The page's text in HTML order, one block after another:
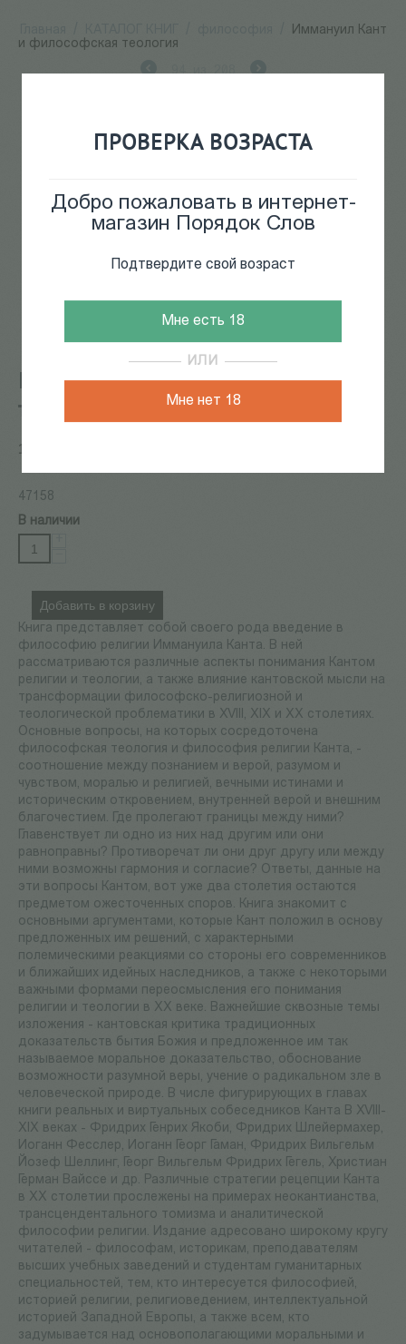
ПРОВЕРКА ВОЗРАСТА
Добро пожаловать в интернет-
магазин Порядок Слов
Подтвердите свой возраст
Мне есть 18
ИЛИ
Мне нет 18
Иммануил Кант
и философская теология
94 из 208
Иммануил Кант и философская
теология
1 040
47158
В наличии
Добавить в корзину
Книга представляет собой своего рода введение в
философию религии Иммануила Канта. В ней
рассматриваются различные аспекты понимания Кантом
религии и теологии, а также влияние кантовской мысли на
трансформации философско-религиозной и
теологической проблематики в XVIII, XIX и XX столетиях.
Основные вопросы, на которых сосредоточена
философская теология и философия религии Канта, -
соотношение между познанием и верой, разумом и
чувством, моралью и религией, вечными истинами и
историческим откровением, внутренней верой и внешним
благочестием. Где пролегают границы между ними?
Главенствует ли одно из них над другим или они
равноправны? Противоречат ли они друг другу или между
ними возможны гармония и согласие? Ответы, данные на
эти вопросы Кантом, вот уже два столетия остаются
предметом ожесточенных споров. Книга знакомит с
основными аргументами, которые Кант положил в основу
предложенных им решений, с характерными
полемическими реакциями со стороны его современников
и ближайших идейных наследников, а также с некоторыми
важными формами переосмысления его понимания
религии и теологии в ХХ веке. Важнейшие сквозные темы
изложения - кантовская критика традиционных
доказательств бытия Божия и предложенное им так
называемое моральное доказательство, обоснование
возможности разумной веры, учение о радикальном зле в
человеческой природе. В числе фигурирующих в главах
книги реальных и виртуальных собеседников Канта В XVIII-
ХІХ веках - Фридрих Генрих Якоби, Фридрих Шлейермахер,
Иоганн Фесслер, Иоганн Георг Гаман, Фридрих Вильгельм
Йозеф Шеллинг, Георг Вильгельм Фридрих Гегель, Христиан
Герман Вайссе и др. Различные стратегии рецепции Канта
в ХХ столетии прослежены на примерах неокантианства,
трансцендентального томизма и аналитической
философии религии. Издание адресовано широкому кругу
читателей - философам, историкам, преподавателям
высших учебных заведений и студентам гуманитарных
специальностей, тем, кто интересуется философией,
историей религии, религиоведением, интеллектуальной
историей Западной Европы, а также всем, кто
задумывается над основополагающими моральными и